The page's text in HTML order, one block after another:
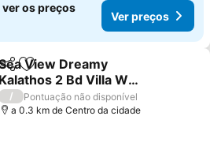
ver os preços
Ver preços
Adicionar aos favoritos
View Dreamy
Kalathos 2 Bd Villa W
Pool
/
Pontuação não disponível
a 0.3 km de Centro da cidade